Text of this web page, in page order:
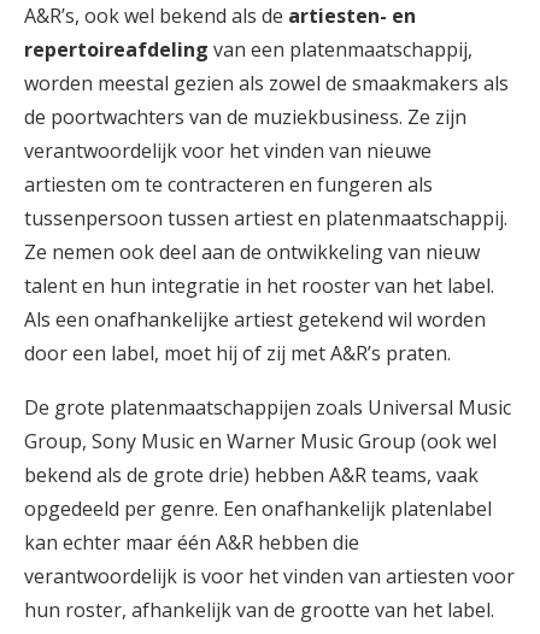
A&R’s, ook wel bekend als de artiesten- en
repertoireafdeling van een platenmaatschappij,
worden meestal gezien als zowel de smaakmakers als
de poortwachters van de muziekbusiness. Ze zijn
verantwoordelijk voor het vinden van nieuwe
artiesten om te contracteren en fungeren als
tussenpersoon tussen artiest en platenmaatschappij.
Ze nemen ook deel aan de ontwikkeling van nieuw
talent en hun integratie in het rooster van het label.
Als een onafhankelijke artiest getekend wil worden
door een label, moet hij of zij met A&R’s praten.
De grote platenmaatschappijen zoals Universal Music
Group, Sony Music en Warner Music Group (ook wel
bekend als de grote drie) hebben A&R teams, vaak
opgedeeld per genre. Een onafhankelijk platenlabel
kan echter maar één A&R hebben die
verantwoordelijk is voor het vinden van artiesten voor
hun roster, afhankelijk van de grootte van het label.